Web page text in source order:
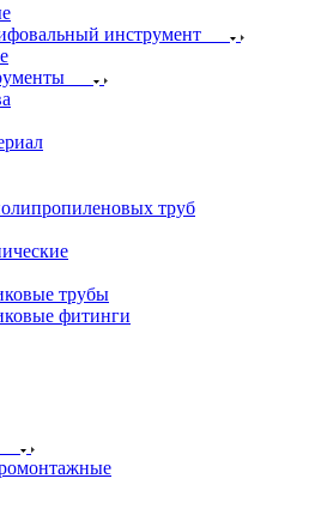
инструмент
труб
трубы
фитинги